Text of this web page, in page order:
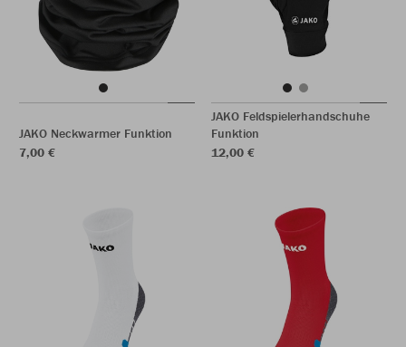
JAKO Neckwarmer Funktion
7,00 €
JAKO Feldspielerhandschuhe
Funktion
12,00 €